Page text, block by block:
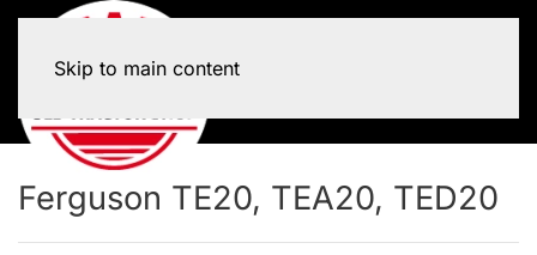
Skip to main content
Ferguson TE20, TEA20, TED20